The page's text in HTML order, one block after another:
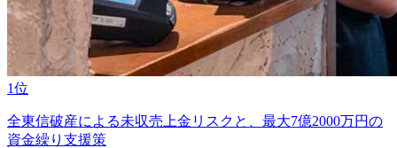
1位
全東信破産による未収売上金リスクと、最大7億2000万円の
資金繰り支援策